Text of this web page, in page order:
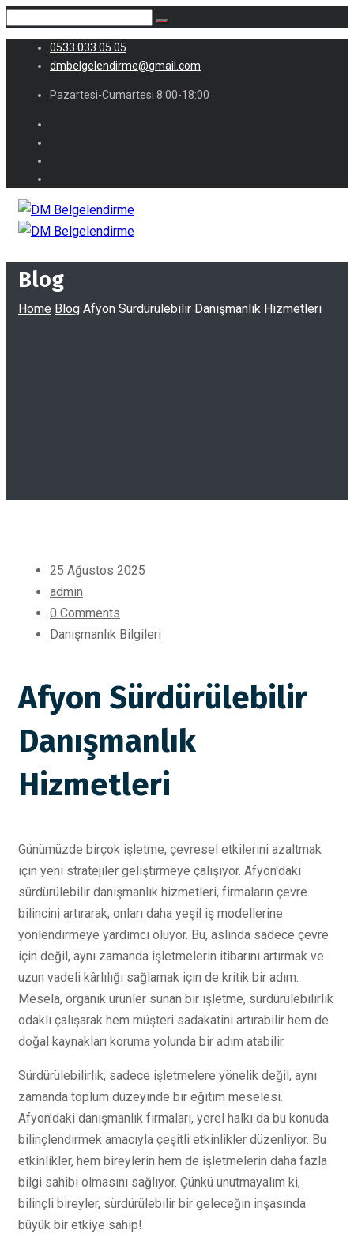
0533 033 05 05
dmbelgelendirme@gmail.com
Pazartesi-Cumartesi 8:00-18:00
Blog
Home Blog Afyon Sürdürülebilir Danışmanlık Hizmetleri
25 Ağustos 2025
admin
0 Comments
Danışmanlık Bilgileri
Afyon Sürdürülebilir
Danışmanlık
Hizmetleri
Günümüzde birçok işletme, çevresel etkilerini azaltmak
için yeni stratejiler geliştirmeye çalışıyor. Afyon'daki
sürdürülebilir danışmanlık hizmetleri, firmaların çevre
bilincini artırarak, onları daha yeşil iş modellerine
yönlendirmeye yardımcı oluyor. Bu, aslında sadece çevre
için değil, aynı zamanda işletmelerin itibarını artırmak ve
uzun vadeli kârlılığı sağlamak için de kritik bir adım.
Mesela, organik ürünler sunan bir işletme, sürdürülebilirlik
odaklı çalışarak hem müşteri sadakatini artırabilir hem de
doğal kaynakları koruma yolunda bir adım atabilir.
Sürdürülebilirlik, sadece işletmelere yönelik değil, aynı
zamanda toplum düzeyinde bir eğitim meselesi.
Afyon'daki danışmanlık firmaları, yerel halkı da bu konuda
bilinçlendirmek amacıyla çeşitli etkinlikler düzenliyor. Bu
etkinlikler, hem bireylerin hem de işletmelerin daha fazla
bilgi sahibi olmasını sağlıyor. Çünkü unutmayalım ki,
bilinçli bireyler, sürdürülebilir bir geleceğin inşasında
büyük bir etkiye sahip!